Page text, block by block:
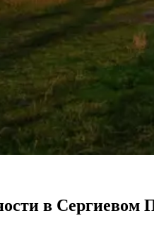
в Сергиевом